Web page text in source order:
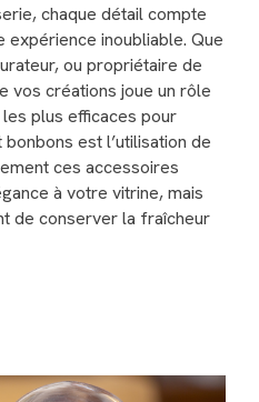
chaque détail compte
inoubliable. Que
ou propriétaire de
vos créations joue un rôle
plus efficaces pour
est l’utilisation de
ces accessoires
à votre vitrine, mais
de conserver la fraîcheur